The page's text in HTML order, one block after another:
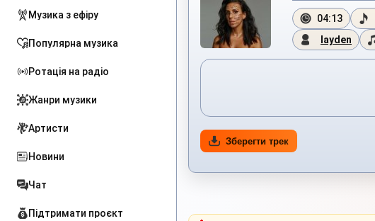
Музика з ефіру
Популярна музика
Ротація на радіо
Жанри музики
Артисти
Новини
Чат
Підтримати проєкт
04:13
layden
Зберегти трек